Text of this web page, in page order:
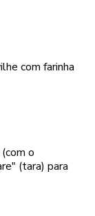
com farinha
o
(tara) para